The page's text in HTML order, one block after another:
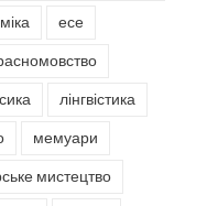
есе
лінгвістика
мемуари
мистецтво